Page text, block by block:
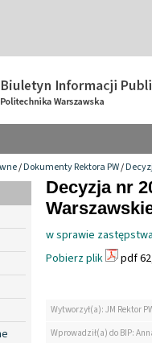
/Dokumenty Rektora PW/
Decyzja nr
w sprawie
Pobierz plik
pdf
Wytworzył(a): JM Rektor
Wprowadził(a) do BIP: